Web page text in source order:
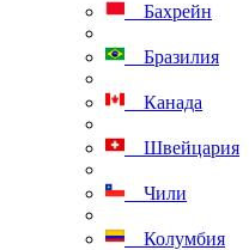
Бахрейн
Бразилия
Канада
Швейцария
Чили
Колумбия